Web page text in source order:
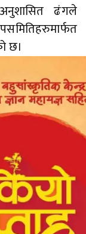
अनुशासित ढंगले
छ।